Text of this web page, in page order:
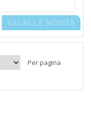
VAI ALLE NOVITÀ
Per pagina